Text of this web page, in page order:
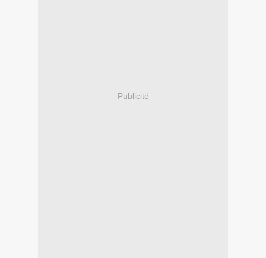
Publicité